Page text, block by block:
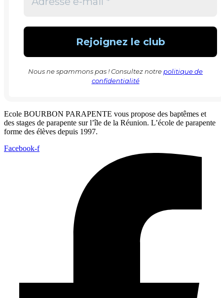
Nous ne spammons pas ! Consultez notrepolitique de
confidentialité
Ecole BOURBON PARAPENTE vous propose des baptêmes et
des stages de parapente sur l’île de la Réunion. L’école de parapente
forme des élèves depuis 1997.
Facebook-f